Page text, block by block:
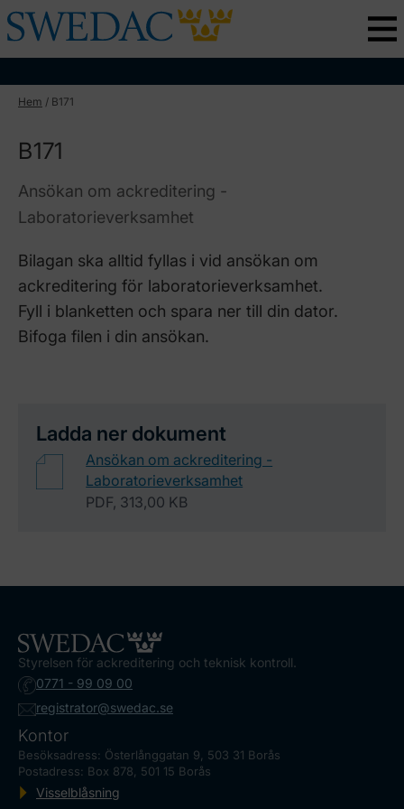
Hem / B171
B171
Ansökan om ackreditering -
Laboratorieverksamhet
Bilagan ska alltid fyllas i vid ansökan om
ackreditering för laboratorieverksamhet.
Fyll i blanketten och spara ner till din dator.
Bifoga filen i din ansökan.
Ladda ner dokument
Ansökan om ackreditering -
Laboratorieverksamhet
PDF, 313,00 KB
Styrelsen för ackreditering och teknisk kontroll.
0771 - 99 09 00
registrator@swedac.se
Kontor
Besöksadress: Österlånggatan 9, 503 31 Borås
Postadress: Box 878, 501 15 Borås
Visselblåsning